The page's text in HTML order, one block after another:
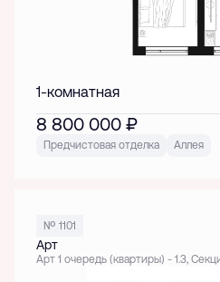
1-комнатная
8 800 000 ₽
Предчистовая отделка Аллея
№ 1101
Арт
Арт 1 очередь (квартиры) - 1.3,